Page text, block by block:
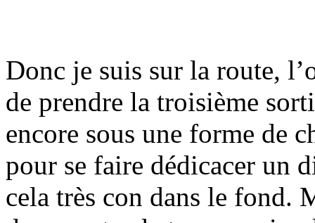
Donc je suis sur la route,
de prendre la troisième
encore sous une forme de
pour se faire dédicacer un
cela très con dans le fond.